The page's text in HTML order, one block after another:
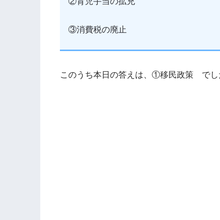
③消費税の廃止
このうち本日の答えは、①移民政策 でし